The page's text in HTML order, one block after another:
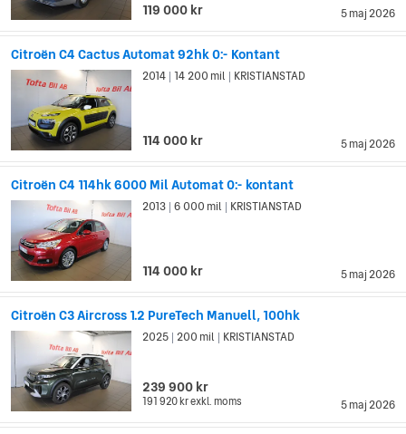
5 maj 2026
119 000 kr
Citroën C4 Cactus Automat 92hk 0:- Kontant
5 maj 2026
2014 14 200 mil KRISTIANSTAD
114 000 kr
Citroën C4 114hk 6000 Mil Automat 0:- kontant
5 maj 2026
2013 6 000 mil KRISTIANSTAD
114 000 kr
Citroën C3 Aircross 1.2 PureTech Manuell, 100hk
5 maj 2026
2025 200 mil KRISTIANSTAD
239 900 kr
191 920 krexkl. moms